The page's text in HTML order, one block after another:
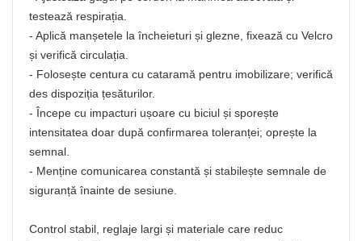
testează respirația.
- Aplică manșetele la încheieturi și glezne, fixează cu Velcro
și verifică circulația.
- Folosește centura cu cataramă pentru imobilizare; verifică
des dispoziția țesăturilor.
- Începe cu impacturi ușoare cu biciul și sporește
intensitatea doar după confirmarea toleranței; oprește la
semnal.
- Menține comunicarea constantă și stabilește semnale de
siguranță înainte de sesiune.
Control stabil, reglaje largi și materiale care reduc